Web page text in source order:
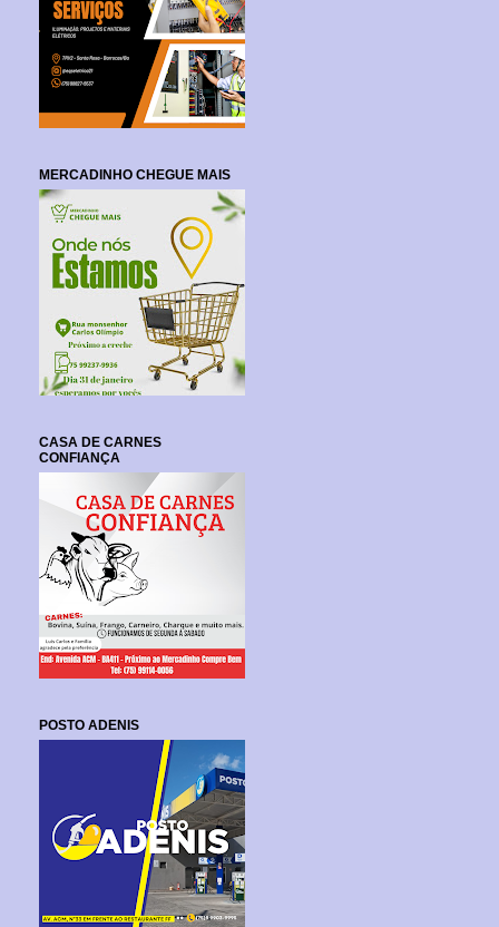
MERCADINHO CHEGUE MAIS
CASA DE CARNES
CONFIANÇA
POSTO ADENIS